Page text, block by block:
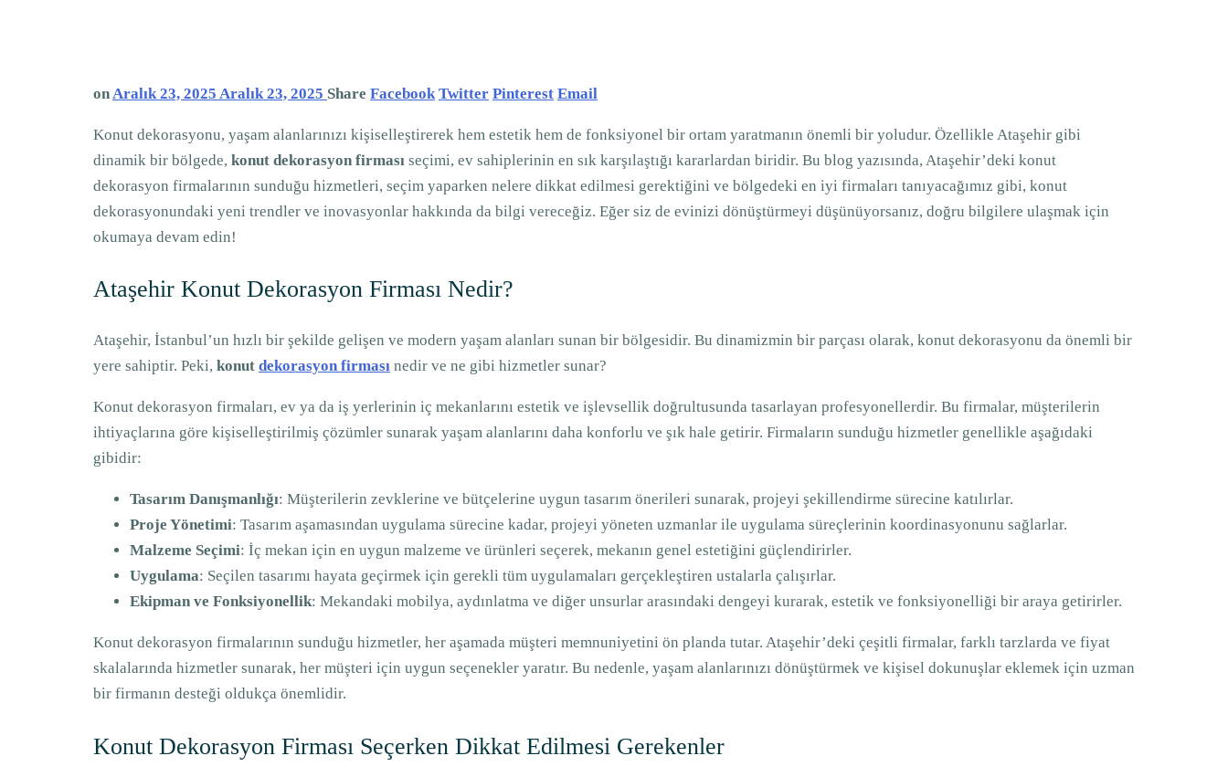
onAralık 23, 2025 Aralık 23, 2025 Share Facebook Twitter Pinterest Email
Konut dekorasyonu, yaşam alanlarınızı kişiselleştirerek hem estetik hem de fonksiyonel bir ortam yaratmanın önemli bir yoludur. Özellikle Ataşehir gibi
dinamik bir bölgede, konut dekorasyon firması seçimi, ev sahiplerinin en sık karşılaştığı kararlardan biridir. Bu blog yazısında, Ataşehir’deki konut
dekorasyon firmalarının sunduğu hizmetleri, seçim yaparken nelere dikkat edilmesi gerektiğini ve bölgedeki en iyi firmaları tanıyacağımız gibi, konut
dekorasyonundaki yeni trendler ve inovasyonlar hakkında da bilgi vereceğiz. Eğer siz de evinizi dönüştürmeyi düşünüyorsanız, doğru bilgilere ulaşmak için
okumaya devam edin!
Ataşehir Konut Dekorasyon Firması Nedir?
Ataşehir, İstanbul’un hızlı bir şekilde gelişen ve modern yaşam alanları sunan bir bölgesidir. Bu dinamizmin bir parçası olarak, konut dekorasyonu da önemli bir
yere sahiptir. Peki, konut dekorasyon firması nedir ve ne gibi hizmetler sunar?
Konut dekorasyon firmaları, ev ya da iş yerlerinin iç mekanlarını estetik ve işlevsellik doğrultusunda tasarlayan profesyonellerdir. Bu firmalar, müşterilerin
ihtiyaçlarına göre kişiselleştirilmiş çözümler sunarak yaşam alanlarını daha konforlu ve şık hale getirir. Firmaların sunduğu hizmetler genellikle aşağıdaki
gibidir:
Tasarım Danışmanlığı: Müşterilerin zevklerine ve bütçelerine uygun tasarım önerileri sunarak, projeyi şekillendirme sürecine katılırlar.
Proje Yönetimi: Tasarım aşamasından uygulama sürecine kadar, projeyi yöneten uzmanlar ile uygulama süreçlerinin koordinasyonunu sağlarlar.
Malzeme Seçimi: İç mekan için en uygun malzeme ve ürünleri seçerek, mekanın genel estetiğini güçlendirirler.
Uygulama: Seçilen tasarımı hayata geçirmek için gerekli tüm uygulamaları gerçekleştiren ustalarla çalışırlar.
Ekipman ve Fonksiyonellik: Mekandaki mobilya, aydınlatma ve diğer unsurlar arasındaki dengeyi kurarak, estetik ve fonksiyonelliği bir araya getirirler.
Konut dekorasyon firmalarının sunduğu hizmetler, her aşamada müşteri memnuniyetini ön planda tutar. Ataşehir’deki çeşitli firmalar, farklı tarzlarda ve fiyat
skalalarında hizmetler sunarak, her müşteri için uygun seçenekler yaratır. Bu nedenle, yaşam alanlarınızı dönüştürmek ve kişisel dokunuşlar eklemek için uzman
bir firmanın desteği oldukça önemlidir.
Konut Dekorasyon Firması Seçerken Dikkat Edilmesi Gerekenler